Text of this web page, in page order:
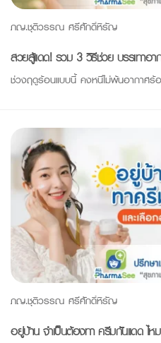
ภญ.ชุติวรรณ ศรีศักดิ์หิรัญ
สวยสู้แดด! รวม 3 วิธีช่วย บรรเทาอา
ช่วงฤดูร้อนแบบนี้ คงหนีไม่พ้นอากาศร้
ภญ.ชุติวรรณ ศรีศักดิ์หิรัญ
อยู่บ้าน จำเป็นต้องทา ครีมกันแดด ไหม